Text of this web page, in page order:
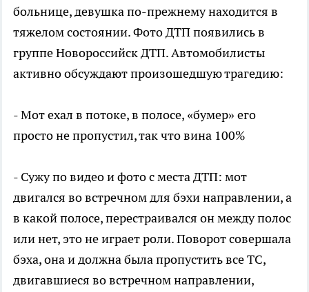
больнице, девушка по-прежнему находится в
тяжелом состоянии. Фото ДТП появились в
группе Новороссийск ДТП. Автомобилисты
активно обсуждают произошедшую трагедию:
- Мот ехал в потоке, в полосе, «бумер» его
просто не пропустил, так что вина 100%
- Сужу по видео и фото с места ДТП: мот
двигался во встречном для бэхи направлении, а
в какой полосе, перестраивался он между полос
или нет, это не играет роли. Поворот совершала
бэха, она и должна была пропустить все ТС,
двигавшиеся во встречном направлении,